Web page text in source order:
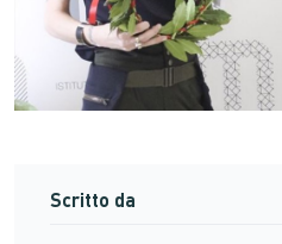
Scritto da